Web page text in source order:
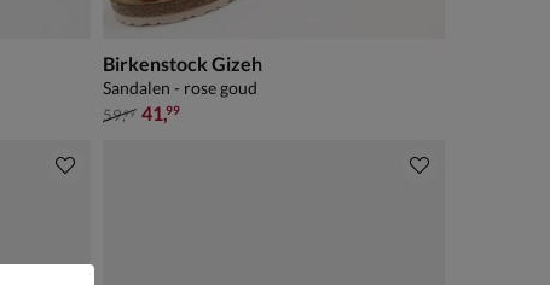
Birkenstock Gizeh
Sandalen - rose goud
van € 59,99 voor € 41,99
59,99 41,99